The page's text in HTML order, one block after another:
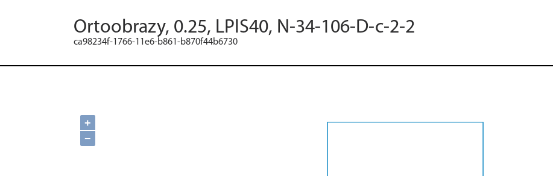
Ortoobrazy, 0.25, LPIS40, N-34-106-D-c-2-2
ca98234f-1766-11e6-b861-b870f44b6730
+
−